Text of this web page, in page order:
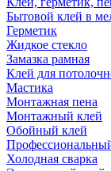
Бытовой клей в
Герметик
Жидкое стекло
Замазка рамная
Клей для
Мастика
Монтажная пена
Монтажный клей
Обойный клей
Холодная сварка